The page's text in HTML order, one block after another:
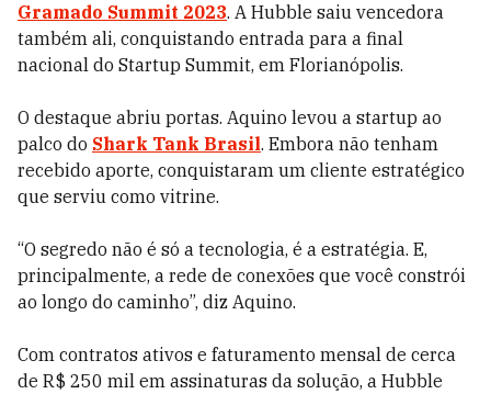
Gramado Summit 2023. A Hubble saiu vencedora
também ali, conquistando entrada para a final
nacional do Startup Summit, em Florianópolis.
O destaque abriu portas. Aquino levou a startup ao
palco do Shark Tank Brasil. Embora não tenham
recebido aporte, conquistaram um cliente estratégico
que serviu como vitrine.
“O segredo não é só a tecnologia, é a estratégia. E,
principalmente, a rede de conexões que você constrói
ao longo do caminho”, diz Aquino.
Com contratos ativos e faturamento mensal de cerca
de R$ 250 mil em assinaturas da solução, a Hubble